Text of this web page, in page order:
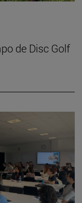
de Disc Golf